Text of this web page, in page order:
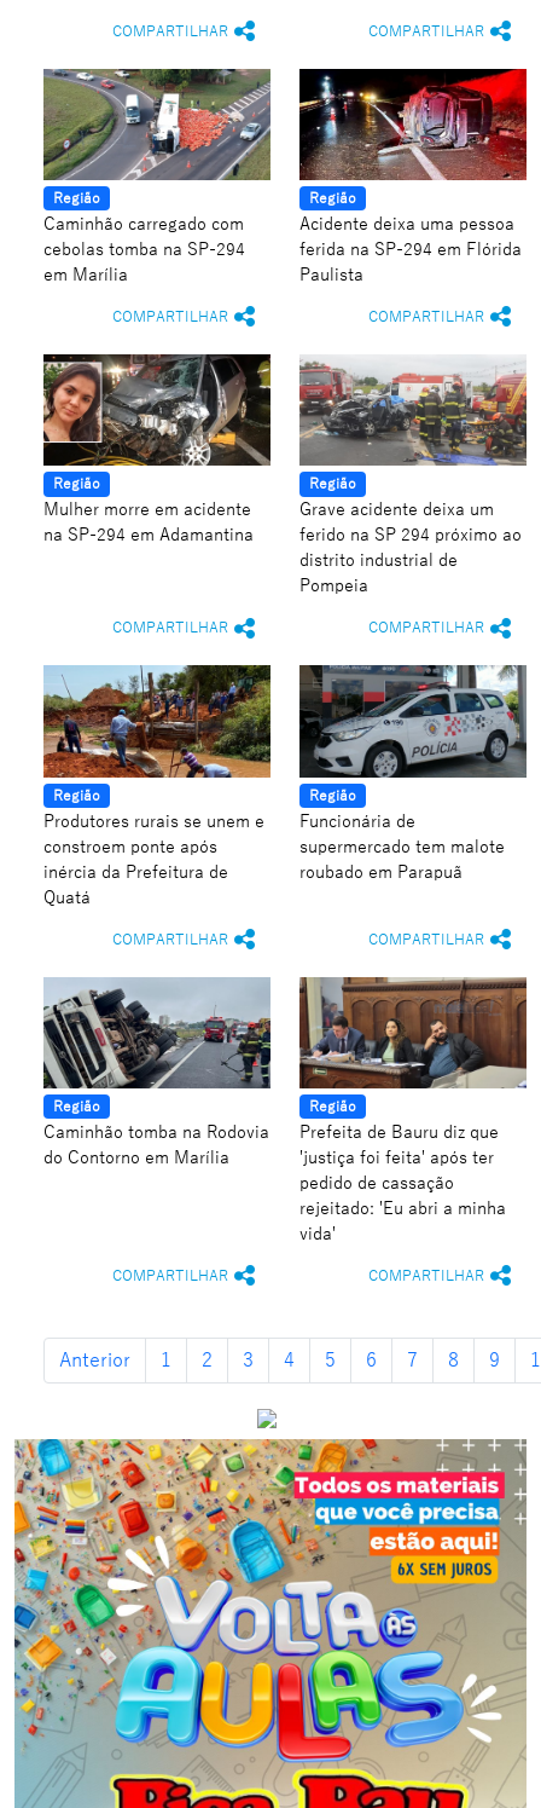
COMPARTILHAR COMPARTILHAR
Região
Caminhão carregado com
cebolas tomba na SP-294
em Marília
COMPARTILHAR
Região
Acidente deixa uma pessoa
ferida na SP-294 em Flórida
Paulista
COMPARTILHAR
Região
Mulher morre em acidente
na SP-294 em Adamantina
COMPARTILHAR
Região
Grave acidente deixa um
ferido na SP 294 próximo ao
distrito industrial de
Pompeia
COMPARTILHAR
Região
Produtores rurais se unem e
constroem ponte após
inércia da Prefeitura de
Quatá
COMPARTILHAR
Região
Funcionária de
supermercado tem malote
roubado em Parapuã
COMPARTILHAR
Região
Caminhão tomba na Rodovia
do Contorno em Marília
COMPARTILHAR
Região
Prefeita de Bauru diz que
'justiça foi feita' após ter
pedido de cassação
rejeitado: 'Eu abri a minha
vida'
COMPARTILHAR
Anterior 1 2 3 4 5 6 7 8 9